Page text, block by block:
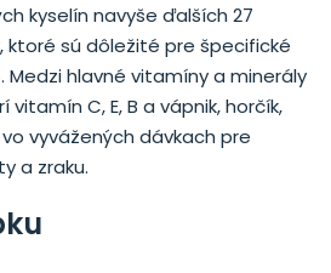
kyselín navyše ďalších 27
ktoré sú dôležité pre špecifické
hlavné vitamíny a minerály
C, E, B a vápnik, horčík,
vyvážených dávkach pre
a zraku.